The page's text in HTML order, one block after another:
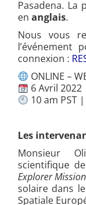
Pasadena. La
en anglais.
Nous vous
l’événement
connexion :
ONLINE –
6 Avril 2022
10 am PST
Les
Monsieur
scientifique
Explorer Mission
solaire dans
Spatiale